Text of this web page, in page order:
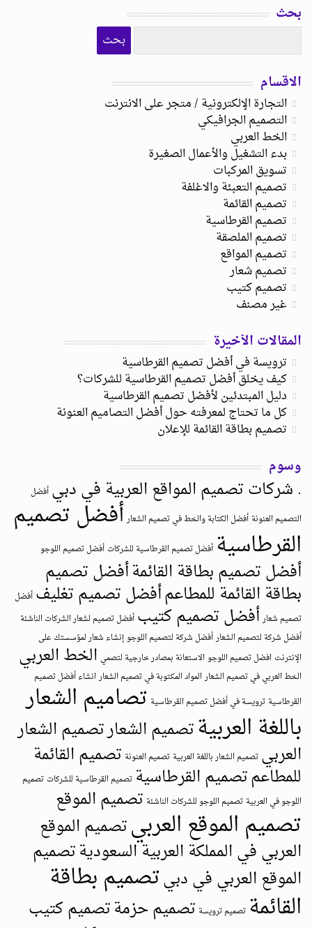
بحث
الاقسام
التجارة الإلكترونية / متجر على الانترنت
التصميم الجرافيكي
الخط العربي
بدء التشغيل والأعمال الصغيرة
تسويق المركبات
تصميم التعبئة والاغلفة
تصميم القائمة
تصميم القرطاسية
تصميم الملصقة
تصميم المواقع
تصميم شعار
تصميم كتيب
غير مصنف
المقالات الأخيرة
ترويسة في أفضل تصميم القرطاسية
كيف يخلق أفضل تصميم القرطاسية للشركات؟
دليل المبتدئين لأفضل تصميم القرطاسية
كل ما تحتاج لمعرفته حول أفضل التصاميم العنونة
تصميم بطاقة القائمة للإعلان
وسوم
. شركات تصميم المواقع العربية في دبي أفضل
التصميم العنونة أفضل الكتابة والخط في تصميم الشعار أفضل تصميم
القرطاسية أفضل تصميم القرطاسية للشركات أفضل تصميم اللوجو
أفضل تصميم بطاقة القائمةأفضل تصميم
بطاقة القائمة للمطاعمأفضل تصميم تغليف أفضل
تصميم شعار أفضل تصميم كتيب أفضل تصميم لشعار الشركات الناشئة
أفضل شركة لتصميم الشعار أفضل شركة لتصميم اللوجو إنشاء شعار لمؤسستك على
الإنترنت افضل تصميم اللوجو الاستعانة بمصادر خارجية لتصمي الخط العربي
الخط العربي في تصميم الشعار المواد المكتوبة في تصميم الشعار انشاء أفضل تصميم
القرطاسية ترويسة في أفضل تصميم القرطاسية تصاميم الشعار
باللغة العربيةتصميم الشعارتصميم الشعار
العربي تصميم الشعار باللغة العربية تصميم العنونة تصميم القائمة
للمطاعمتصميم القرطاسية تصميم القرطاسية للشركات تصميم
اللوجو في العربية تصميم اللوجو للشركات الناشئة تصميم الموقع
تصميم الموقع العربيتصميم الموقع
العربي في المملكة العربية السعوديةتصميم
الموقع العربي في دبيتصميم بطاقة
القائمة تصميم ترويسة تصميم حزمةتصميم كتيب